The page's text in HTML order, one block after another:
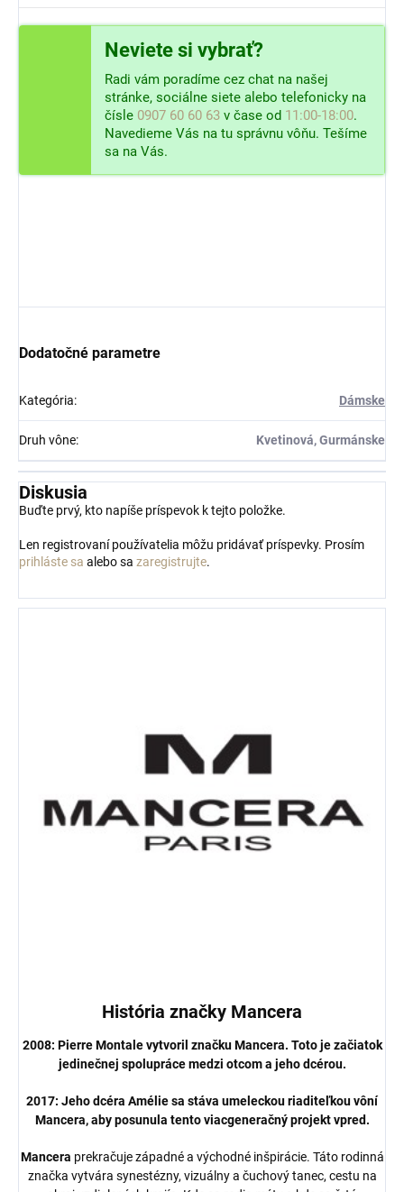
Neviete si vybrať?
Radi vám poradíme cez chat na našej
stránke, sociálne siete alebo telefonicky na
čísle 0907 60 60 63 v čase od 11:00-18:00.
Navedieme Vás na tu správnu vôňu. Tešíme
sa na Vás.
Dodatočné parametre
Kategória: Dámske
Druh vône: Kvetinová, Gurmánske
Diskusia
Buďte prvý, kto napíše príspevok k tejto položke.
Len registrovaní používatelia môžu pridávať príspevky. Prosím
prihláste sa alebo sa zaregistrujte.
História značky Mancera
2008: Pierre Montale vytvoril značku Mancera. Toto je začiatok
jedinečnej spolupráce medzi otcom a jeho dcérou.
2017: Jeho dcéra Amélie sa stáva umeleckou riaditeľkou vôní
Mancera, aby posunula tento viacgeneračný projekt vpred.
Mancera prekračuje západné a východné inšpirácie. Táto rodinná
značka vytvára synestézny, vizuálny a čuchový tanec, cestu na